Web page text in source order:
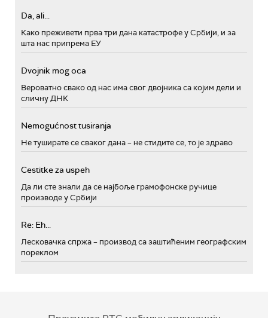
Da, ali...
Како преживети прва три дана катастрофе у Србији, и за
шта нас припрема ЕУ
Dvojnik mog oca
Вероватно свако од нас има свог двојника са којим дели и
сличну ДНК
Nemogućnost tusiranja
Не туширате се сваког дана – не стидите се, то је здраво
Cestitke za uspeh
Да ли сте знали да се најбоље грамофонске ручице
производе у Србији
Re: Eh...
Лесковачка спржа – производ са заштићеним географским
пореклом